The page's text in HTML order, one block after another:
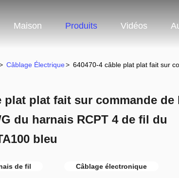
Maison Produits Vidéos
Câblage Électrique> 640470-4 câble plat plat fait sur
plat plat fait sur commande de
du harnais RCPT 4 de fil du
bleu
de fil Câblage électronique